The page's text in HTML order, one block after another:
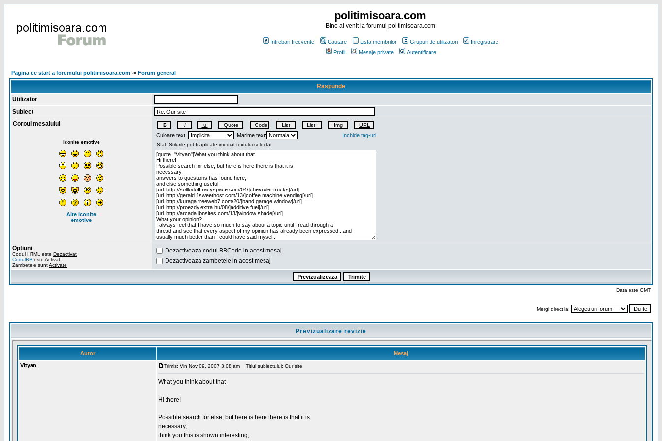
politimisoara.com
Bine ai venit la forumul politimisoara.com
Intrebari frecvente Cautare Lista membrilor Grupuri de utilizatori
Inregistrare
Profil
Mesaje private Autentificare
Pagina de start a forumului politimisoara.com -> Forum general
Raspunde
Utilizator
Subiect
Corpul mesajului
Iconite emotive
Alte iconite
emotive
Culoare text: Marime text: Inchide tag-uri
Optiuni
Codul HTML este Dezactivat
CodulBB este Activat
Zambetele suntActivate
Dezactiveaza codul BBCode in acest mesaj
Dezactiveaza zambetele in acest mesaj
Data este GMT
Mergi direct la:
Previzualizare revizie